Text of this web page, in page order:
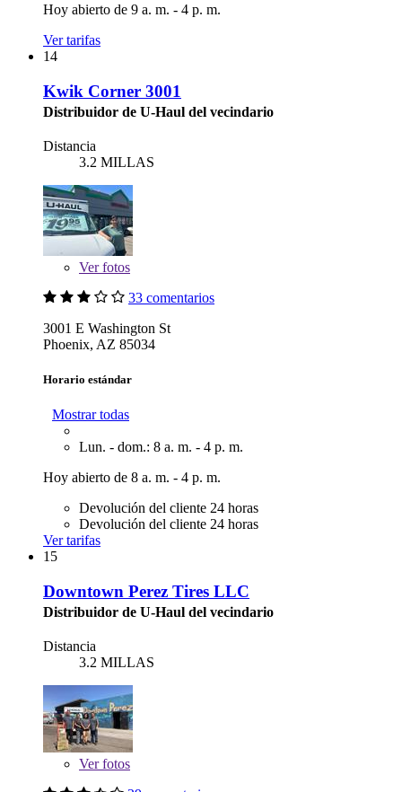
Hoy abierto de 9 a. m. - 4 p. m.
Ver tarifas
14
Kwik Corner 3001
Distribuidor de U-Haul del vecindario
Distancia
3.2 MILLAS
Verfotos
33 comentarios
3001 E Washington St
Phoenix, AZ 85034
Horario estándar
Mostrar todas
Lun. - dom.: 8 a. m. - 4 p. m.
Hoy abierto de 8 a. m. - 4 p. m.
Devolución del cliente 24 horas
Devolución del cliente 24 horas
Ver tarifas
15
Downtown Perez Tires LLC
Distribuidor de U-Haul del vecindario
Distancia
3.2 MILLAS
Verfotos